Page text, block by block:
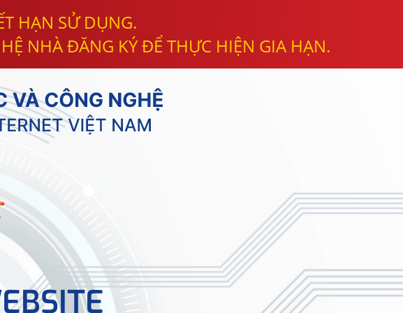
HẠN SỬ DỤNG.
NHÀ ĐĂNG KÝ ĐỂ THỰC HIỆN GIA HẠN.